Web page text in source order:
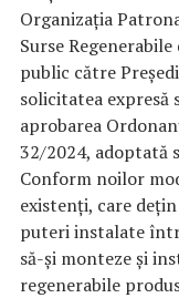
Organizaţia
Surse
public către
solicitatea expresă
aprobarea
32/2024, adoptată
Conform noilor
existenți, care
puteri instalate
să-și monteze și
regenerabile